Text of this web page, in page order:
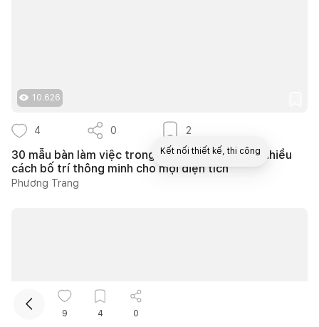
10.626
4 0 2
30 mẫu bàn làm việc trong phòng ngủ đẹp với nhiều
cách bố trí thông minh cho mọi diện tích
Phương Trang
9 4 0
Kết nối thiết kế, thi công